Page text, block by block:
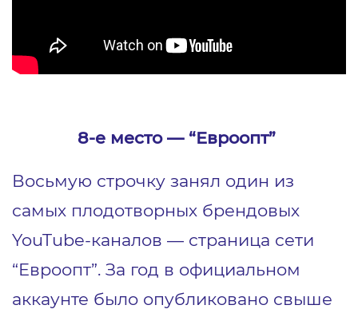
8-е место ― “Евроопт”
Восьмую строчку занял один из
самых плодотворных брендовых
YouTube-каналов ― страница сети
“Евроопт”. За год в официальном
аккаунте было опубликовано свыше